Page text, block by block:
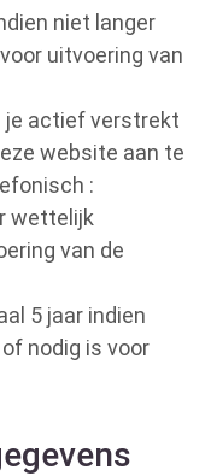
niet langer
uitvoering van
je actief verstrekt
website aan te
:
wettelijk
van de
5 jaar indien
nodig is voor